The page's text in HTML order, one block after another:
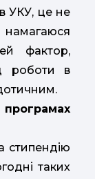
УКУ, це не
фактор,
роботи в
стипендію
таких